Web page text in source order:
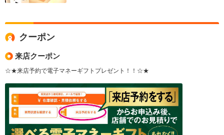
クーポン
来店クーポン
☆★来店予約で電子マネーギフトプレゼント！！☆★